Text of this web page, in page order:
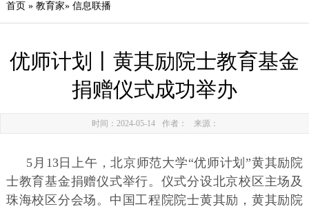
首页 » 教育家» 信息联播
优师计划丨黄其励院士教育基金
捐赠仪式成功举办
时间：2024-05-14 作者： 来源：
5月13日上午，北京师范大学“优师计划”黄其励院
士教育基金捐赠仪式举行。仪式分设北京校区主场及
珠海校区分会场。中国工程院院士黄其励，黄其励院